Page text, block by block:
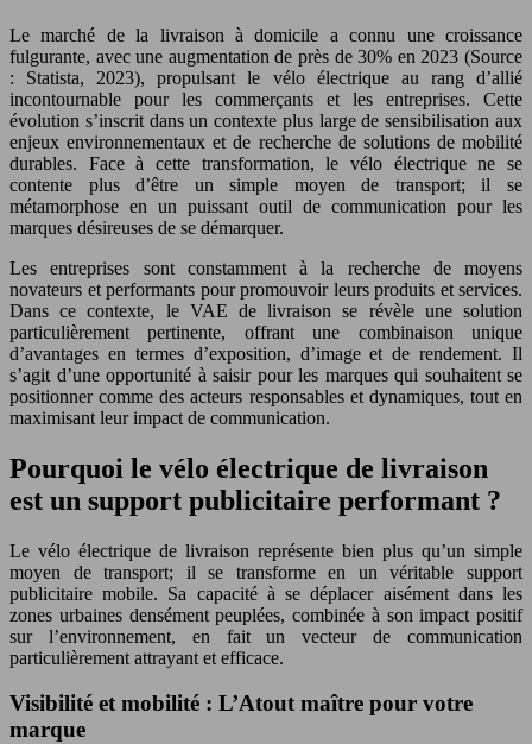
Le marché de la livraison à domicile a connu une croissance
fulgurante, avec une augmentation de près de 30% en 2023 (Source
: Statista, 2023), propulsant le vélo électrique au rang d’allié
incontournable pour les commerçants et les entreprises. Cette
évolution s’inscrit dans un contexte plus large de sensibilisation aux
enjeux environnementaux et de recherche de solutions de mobilité
durables. Face à cette transformation, le vélo électrique ne se
contente plus d’être un simple moyen de transport; il se
métamorphose en un puissant outil de communication pour les
marques désireuses de se démarquer.
Les entreprises sont constamment à la recherche de moyens
novateurs et performants pour promouvoir leurs produits et services.
Dans ce contexte, le VAE de livraison se révèle une solution
particulièrement pertinente, offrant une combinaison unique
d’avantages en termes d’exposition, d’image et de rendement. Il
s’agit d’une opportunité à saisir pour les marques qui souhaitent se
positionner comme des acteurs responsables et dynamiques, tout en
maximisant leur impact de communication.
Pourquoi le vélo électrique de livraison
est un support publicitaire performant ?
Le vélo électrique de livraison représente bien plus qu’un simple
moyen de transport; il se transforme en un véritable support
publicitaire mobile. Sa capacité à se déplacer aisément dans les
zones urbaines densément peuplées, combinée à son impact positif
sur l’environnement, en fait un vecteur de communication
particulièrement attrayant et efficace.
Visibilité et mobilité : L’Atout maître pour votre
marque